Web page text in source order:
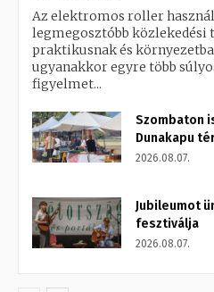
Az elektromos roller
legmegosztóbb közlekedési
praktikusnak és
ugyanakkor egyre több
figyelmet...
Szombaton
Dunakapu
2026.08.07.
Jubileumot
fesztiválja
2026.08.07.